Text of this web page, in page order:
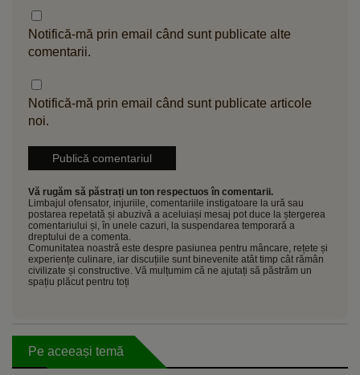
Notifică-mă prin email când sunt publicate alte
comentarii.
Notifică-mă prin email când sunt publicate articole
noi.
Vă rugăm să păstrați un ton respectuos în comentarii.
Limbajul ofensator, injuriile, comentariile instigatoare la ură sau
postarea repetată și abuzivă a aceluiași mesaj pot duce la ștergerea
comentariului și, în unele cazuri, la suspendarea temporară a
dreptului de a comenta.
Comunitatea noastră este despre pasiunea pentru mâncare, rețete și
experiențe culinare, iar discuțiile sunt binevenite atât timp cât rămân
civilizate și constructive. Vă mulțumim că ne ajutați să păstrăm un
spațiu plăcut pentru toți
Pe aceeași temă